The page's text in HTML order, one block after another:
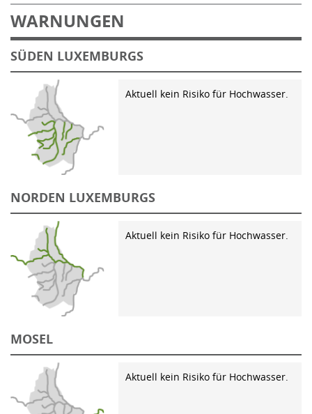
WARNUNGEN
SÜDEN LUXEMBURGS
Aktuell kein Risiko für Hochwasser.
NORDEN LUXEMBURGS
Aktuell kein Risiko für Hochwasser.
MOSEL
Aktuell kein Risiko für Hochwasser.